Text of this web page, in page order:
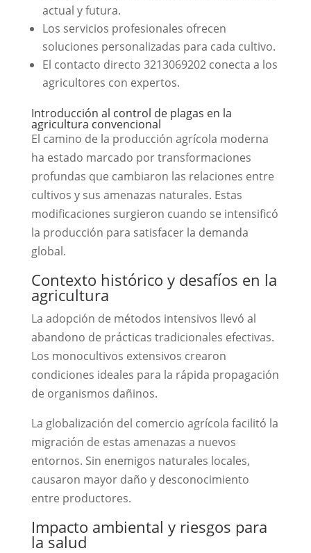
actual y futura.
Los servicios profesionales ofrecen
soluciones personalizadas para cada cultivo.
El contacto directo 3213069202 conecta a los
agricultores con expertos.
Introducción al control de plagas en la
agricultura convencional
El camino de la producción agrícola moderna
ha estado marcado por transformaciones
profundas que cambiaron las relaciones entre
cultivos y sus amenazas naturales. Estas
modificaciones surgieron cuando se intensificó
la producción para satisfacer la demanda
global.
Contexto histórico y desafíos en la
agricultura
La adopción de métodos intensivos llevó al
abandono de prácticas tradicionales efectivas.
Los monocultivos extensivos crearon
condiciones ideales para la rápida propagación
de organismos dañinos.
La globalización del comercio agrícola facilitó la
migración de estas amenazas a nuevos
entornos. Sin enemigos naturales locales,
causaron mayor daño y desconocimiento
entre productores.
Impacto ambiental y riesgos para
la salud